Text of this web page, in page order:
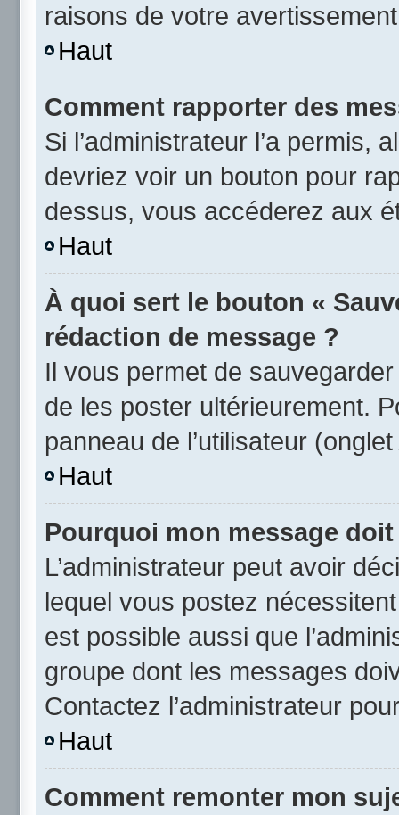
raisons de votre
Haut
Comment rapporter des
Si l’administrateur l’a permis,
devriez voir un bouton pour
dessus, vous accéderez aux
Haut
À quoi sert le bouton «
rédaction de message ?
Il vous permet de
de les poster ultérieurement.
panneau de l’utilisateur (onglet
Haut
Pourquoi mon message
L’administrateur peut avoir
lequel vous postez
est possible aussi que
groupe dont les messages
Contactez l’administrateur
Haut
Comment remonter mon